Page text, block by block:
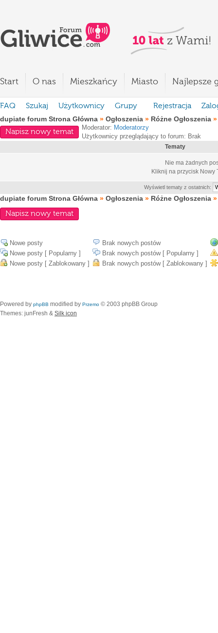
Start O nas Mieszkańcy Miasto Najlepsze
FAQ Szukaj Użytkownicy Grupy Rejestracja
dupiate forum Strona Główna » Ogłoszenia » Różne Ogłoszenia
Napisz nowy temat
Moderator: Moderatorzy
Użytkownicy przeglądający to forum: Brak
Tematy
Nie ma żadnych
Kliknij na przycisk Nowy
Wyświetl tematy z ostatnich:
dupiate forum Strona Główna » Ogłoszenia » Różne Ogłoszenia
Napisz nowy temat
Nowe posty
Brak nowych postów
Nowe posty [ Popularny ]
Brak nowych postów [ Popularny ]
Nowe posty [ Zablokowany ]
Brak nowych postów [ Zablokowany ]
Powered by phpBB modified by Przemo © 2003 phpBB Group
Themes: junFresh & Silk icon